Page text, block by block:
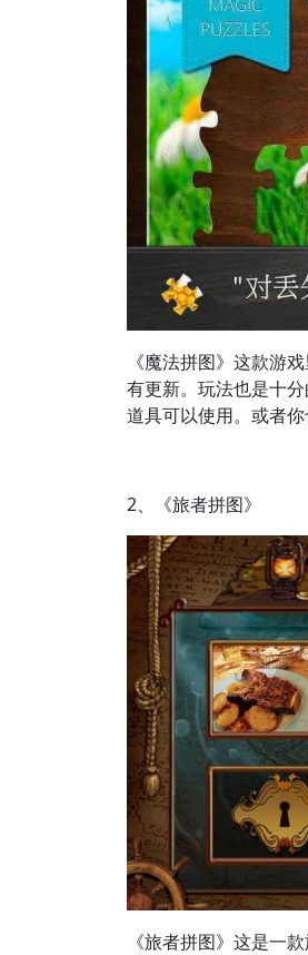
《魔法拼图》这款游
有更新。玩法也是十
道具可以使用。或者
2、《旅者拼图》
《旅者拼图》这是一